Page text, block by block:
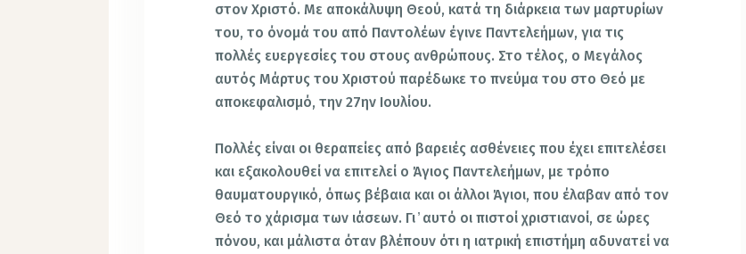
στον Χριστό. Με αποκάλυψη Θεού, κατά τη διάρκεια των μαρτυρίων
του, το όνομά του από Παντολέων έγινε Παντελεήμων, για τις
πολλές ευεργεσίες του στους ανθρώπους. Στο τέλος, ο Μεγάλος
αυτός Μάρτυς του Χριστού παρέδωκε το πνεύμα του στο Θεό με
αποκεφαλισμό, την 27ην Ιουλίου.
Πολλές είναι οι θεραπείες από βαρειές ασθένειες που έχει επιτελέσει
και εξακολουθεί να επιτελεί ο Άγιος Παντελεήμων, με τρόπο
θαυματουργικό, όπως βέβαια και οι άλλοι Άγιοι, που έλαβαν από τον
Θεό το χάρισμα των ιάσεων. Γι ̓ αυτό οι πιστοί χριστιανοί, σε ώρες
πόνου, και μάλιστα όταν βλέπουν ότι η ιατρική επιστήμη αδυνατεί να